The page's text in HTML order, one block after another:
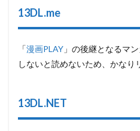
しむ
よう
にし
13DL.me
「漫画PLAY 」の後継となるマ
しないと読めないため、かなり
13DL.NET